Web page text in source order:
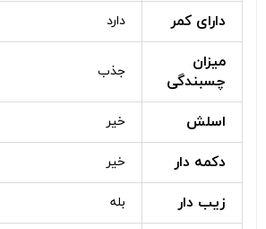
دارای کمر دارد
میزان
چسبندگی
جذب
اسلش خیر
دکمه دار خیر
زیب دار بله